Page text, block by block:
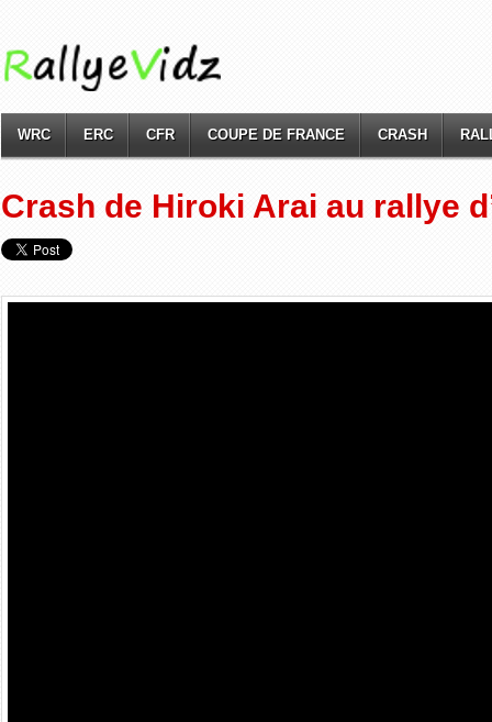
WRC ERC CFR COUPE DE FRANCE CRASH
Crash de Hiroki Arai au rallye